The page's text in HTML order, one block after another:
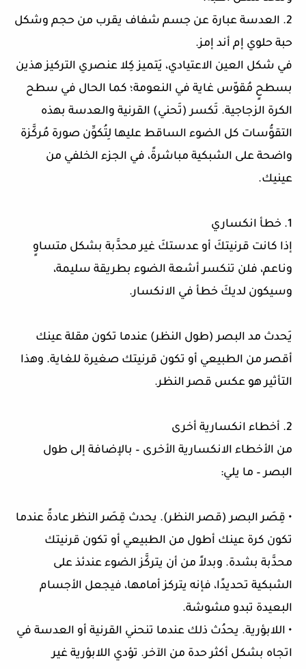
2. العدسة عبارة عن جسم شفاف يقرب من حجم وشكل
حبة حلوي إم أند إمز.
في شكل العين الاعتيادي، يَتميز كِلا عنصري التركيز هذين
بسطحٍ مُقوّس غاية في النعومة؛ كما الحال في سطح
الكرة الزجاجية. تَكسر (تَحني) القرنية والعدسة بهذه
التقوُّسات كل الضوء الساقط عليها لِتُكوِّن صورة مُركَّزة
واضحة على الشبكية مباشرةً، في الجزء الخلفي من
عينيك.
1. خطأ انكساري
إذا كانت قرنيتكَ أو عدستكَ غير محدَّبة بشكل متساوٍ
وناعم، فلن تنكسر أشعة الضوء بطريقة سليمة،
وسيكون لديكَ خطأ في الانكسار.
يَحدث مد البصر (طول النظر) عندما تكون مقلة عينك
أقصر من الطبيعي أو تكون قرنيتك صغيرة للغاية. وهذا
التأثير هو عكس قصر النظر.
2. أخطاء انكسارية أخرى
من الأخطاء الانكسارية الأخرى – بالإضافة إلى طول
البصر – ما يلي:
• قِصَر البصر (قصر النظر). يحدث قِصَر النظر عادةً عندما
تكون كرة عينك أطول من الطبيعي أو تكون قرنيتك
محدَّبة بشدة. وبدلاً من أن يتركَّز الضوء عندئذ على
الشبكية تحديدًا، فإنه يتركز أمامها، فيجعل الأجسام
البعيدة تبدو مشوشة.
• اللابؤرية. يحدُث ذلك عندما تنحني القرنية أو العدسة في
اتجاه بشكل أكثر حدة من الآخر. تؤدي اللابؤرية غير